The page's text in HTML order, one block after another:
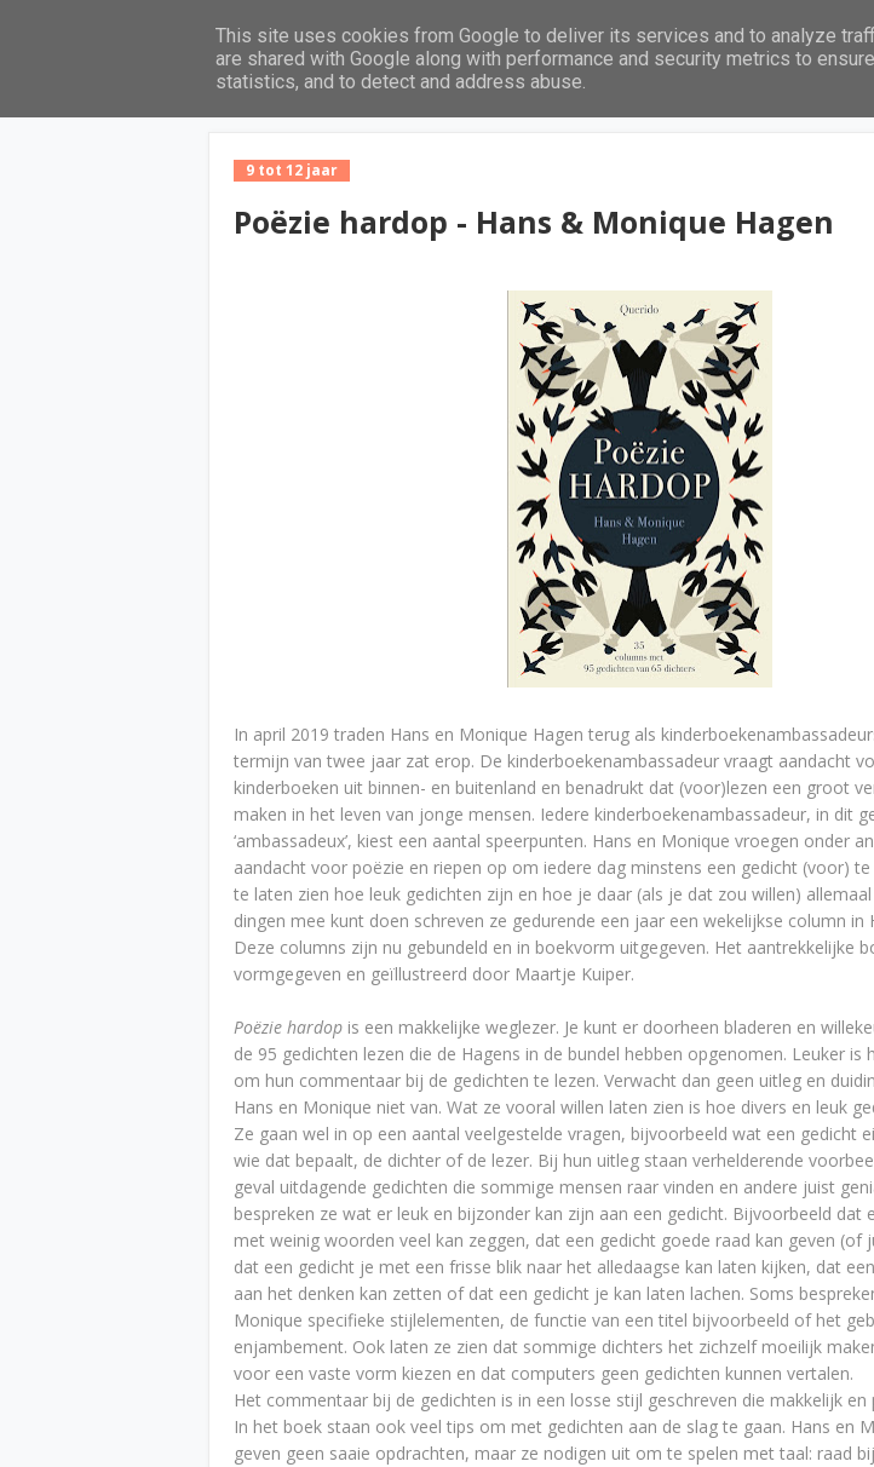
Home Leeftijd Thema's Pabo
9 tot 12 jaar
Poëzie hardop - Hans & Monique Hagen
In april 2019 traden Hans en Monique Hagen terug als
termijn van twee jaar zat erop. De kinderboekenambassadeur vraagt aandacht
kinderboeken uit binnen- en buitenland en benadrukt dat (voor)lezen een groot
maken in het leven van jonge mensen. Iedere kinderboekenambassadeur, in dit
‘ambassadeux’, kiest een aantal speerpunten. Hans en Monique vroegen onder
aandacht voor poëzie en riepen op om iedere dag minstens een gedicht (voor) te
te laten zien hoe leuk gedichten zijn en hoe je daar (als je dat zou willen) allemaal
dingen mee kunt doen schreven ze gedurende een jaar een wekelijkse column in
Deze columns zijn nu gebundeld en in boekvorm uitgegeven. Het aantrekkelijke
vormgegeven en geïllustreerd door Maartje Kuiper.
Poëzie hardop is een makkelijke weglezer. Je kunt er doorheen bladeren en
de 95 gedichten lezen die de Hagens in de bundel hebben opgenomen. Leuker is
om hun commentaar bij de gedichten te lezen. Verwacht dan geen uitleg en
Hans en Monique niet van. Wat ze vooral willen laten zien is hoe divers en leuk
Ze gaan wel in op een aantal veelgestelde vragen, bijvoorbeeld wat een gedicht
wie dat bepaalt, de dichter of de lezer. Bij hun uitleg staan verhelderende
geval uitdagende gedichten die sommige mensen raar vinden en andere juist
bespreken ze wat er leuk en bijzonder kan zijn aan een gedicht. Bijvoorbeeld dat
met weinig woorden veel kan zeggen, dat een gedicht goede raad kan geven (of
dat een gedicht je met een frisse blik naar het alledaagse kan laten kijken, dat
aan het denken kan zetten of dat een gedicht je kan laten lachen. Soms
Monique specifieke stijlelementen, de functie van een titel bijvoorbeeld of het
enjambement. Ook laten ze zien dat sommige dichters het zichzelf moeilijk
voor een vaste vorm kiezen en dat computers geen gedichten kunnen vertalen.
Het commentaar bij de gedichten is in een losse stijl geschreven die makkelijk en
In het boek staan ook veel tips om met gedichten aan de slag te gaan. Hans en
geven geen saaie opdrachten, maar ze nodigen uit om te spelen met taal: raad
This site uses cookies from Google to deliver its services and to analyze
are shared with Google along with performance and security metrics to
statistics, and to detect and address abuse.